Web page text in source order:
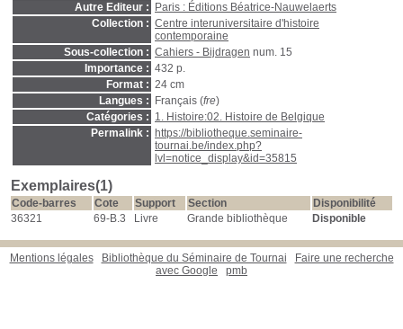
Autre Editeur :
Paris : Éditions Béatrice-Nauwelaerts
Collection : Centre interuniversitaire d'histoire
contemporaine
Sous-collection : Cahiers - Bijdragen num. 15
Importance : 432 p.
Format : 24 cm
Langues :
Français (fre)
Catégories : 1. Histoire:02. Histoire de Belgique
Permalink :
https://bibliotheque.seminaire-
tournai.be/index.php?
lvl=notice_display&id=35815
Exemplaires(1)
Code-barres Cote Support Section
Disponibilité
36321
69-B.3 Livre Grande bibliothèque Disponible
Mentions légales Bibliothèque du Séminaire de Tournai
Faire une recherche
avec Google
pmb